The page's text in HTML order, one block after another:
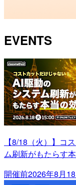
EVENTS
【8/18（火）】コ
ム刷新がもたらす
開催前2026年8月